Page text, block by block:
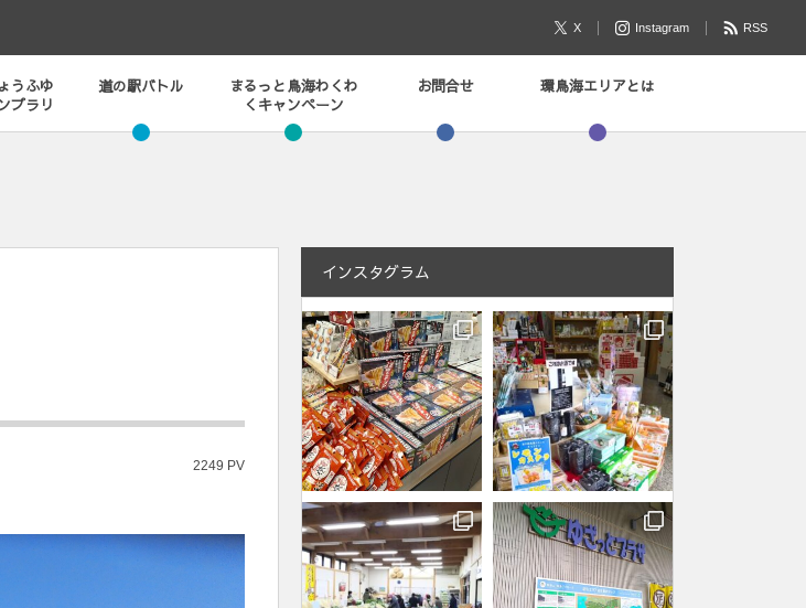
X Instagram RSS
うふゆ
プラリ
道の駅バトル
まるっと鳥海わくわ
くキャンペーン
お問合せ 環鳥海エリアとは
2249 PV
インスタグラム